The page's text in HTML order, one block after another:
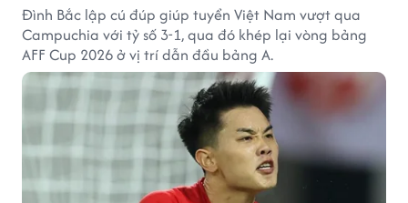
Đình Bắc lập cú đúp giúp tuyển Việt Nam vượt qua
Campuchia với tỷ số 3-1, qua đó khép lại vòng bảng
AFF Cup 2026 ở vị trí dẫn đầu bảng A.